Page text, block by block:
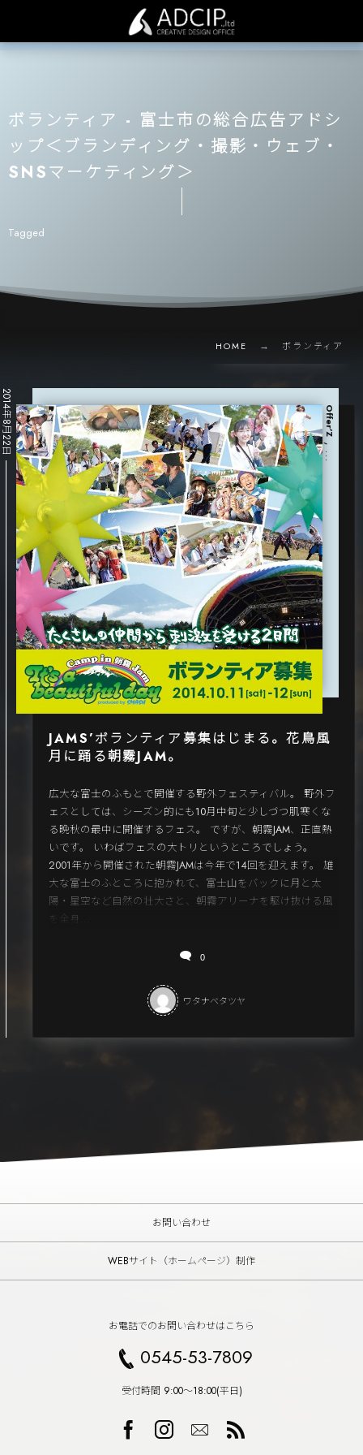
ボランティア - 富士市の総合広告アドシ
ップ＜ブランディング・撮影・ウェブ・
SNSマーケティング＞
Tagged
HOME ボランティア
Offer'Z
, …
JAMS’ボランティア募集はじまる。花鳥風
月に踊る朝霧JAM。
広大な富士のふもとで開催する野外フェスティバル。 野外フ
ェスとしては、シーズン的にも10月中旬と少しづつ肌寒くな
る晩秋の最中に開催するフェス。 ですが、朝霧JAM、正直熱
いです。 いわばフェスの大トリというところでしょう。
2001年から開催された朝霧JAMは今年で14回を迎えます。 雄
大な富士のふところに抱かれて、富士山をバックに月と太
陽・星空など自然の壮大さと、朝霧アリーナを駆け抜ける風
を全身...
0
ワタナベタツヤ
2014年8月22日
お問い合わせ
WEBサイト（ホームページ）制作
お電話でのお問い合わせはこちら
0545-53-7809
受付時間 9:00〜18:00(平日)